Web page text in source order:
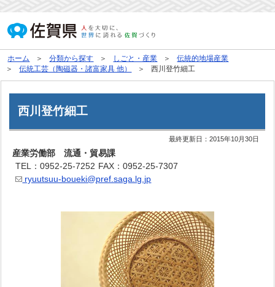
ホーム 分類から探す しごと・産業
伝統的地場産業
伝統工芸（陶磁器・諸富家具 他）
西川登竹細工
西川登竹細工
最終更新日：2015年10月30日
産業労働部 流通・貿易課
TEL：0952-25-7252 FAX：0952-25-7307
ryuutsuu-boueki@pref.saga.lg.jp